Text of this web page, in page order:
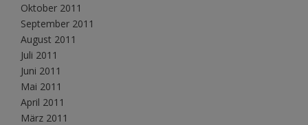
Oktober 2011
September 2011
August 2011
Juli 2011
Juni 2011
Mai 2011
April 2011
März 2011